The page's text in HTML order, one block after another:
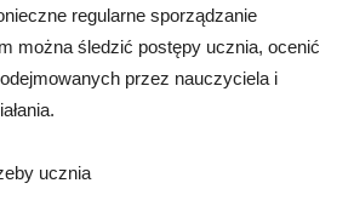
regularne sporządzanie
można śledzić postępy ucznia, ocenić
przez nauczyciela i
ucznia